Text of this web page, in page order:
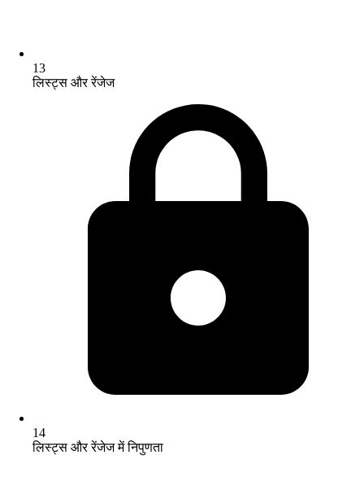
13
लिस्ट्स और रेंजेज
14
लिस्ट्स और रेंजेज में निपुणता